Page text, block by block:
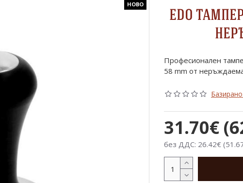
НОВО
EDO
Професионален
58 mm от
31.70€
без ДДС: 26.42€